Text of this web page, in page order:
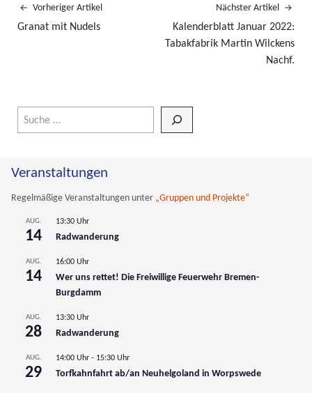
Vorheriger Artikel
Granat mit Nudels
Nächster Artikel
Kalenderblatt Januar 2022:
Tabakfabrik Martin Wilckens
Nachf.
Veranstaltungen
Regelmäßige Veranstaltungen unter „Gruppen und Projekte“
AUG.
14
13:30 Uhr
Radwanderung
AUG.
14
16:00 Uhr
Wer uns rettet! Die Freiwillige Feuerwehr Bremen-
Burgdamm
AUG.
28
13:30 Uhr
Radwanderung
AUG.
29
14:00 Uhr - 15:30 Uhr
Torfkahnfahrt ab/an Neuhelgoland in Worpswede